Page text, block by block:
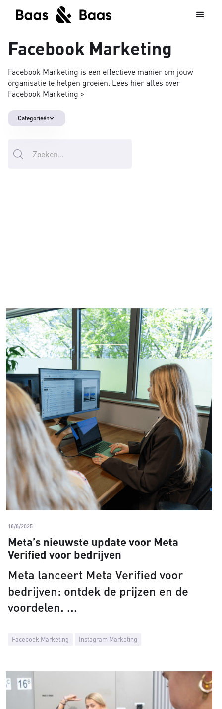
Facebook Marketing
Facebook Marketing is een effectieve manier om jouw
organisatie te helpen groeien. Lees hier alles over
Facebook Marketing >
Categorieën
Facebook Marketing Instagram Marketing
18/8/2025
Meta’s nieuwste update voor Meta
Verified voor bedrijven
Meta lanceert Meta Verified voor
bedrijven: ontdek de prijzen en de
voordelen.